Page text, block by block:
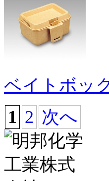
ベイトボッ
1 2 次へ